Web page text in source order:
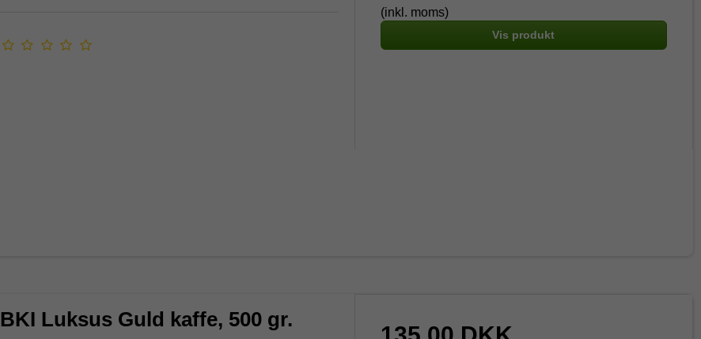
(inkl. moms)
Vis produkt
BKI Luksus Guld kaffe, 500 gr.